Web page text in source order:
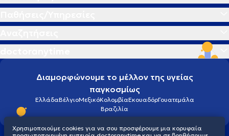
Διαμορφώνουμε το μέλλον της υγείας
παγκοσμίως
ΕλλάδαΒέλγιοΜεξικόΚολομβίαΕκουαδόρΓουατεμάλα
Βραζιλία
Χρησιμοποιούμε cookies για να σου προσφέρουμε μια κορυφαία